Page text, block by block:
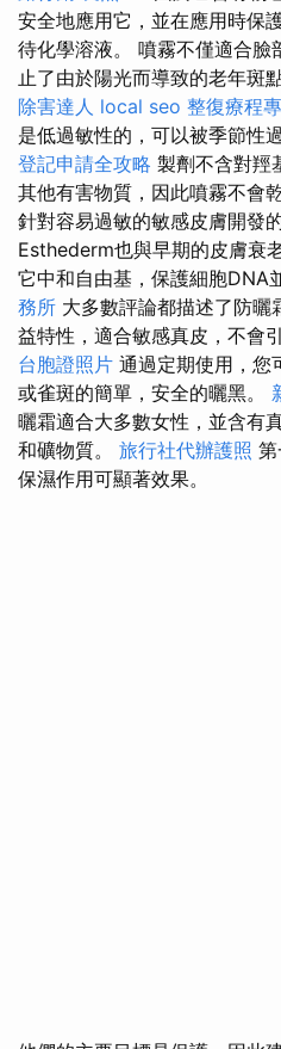
安全地應用它，並在應用時保
待化學溶液。 噴霧不僅適合臉
止了由於陽光而導致的老年斑
除害達人 local seo 整復療程
是低過敏性的，可以被季節性
登記申請全攻略 製劑不含對羥
其他有害物質，因此噴霧不會
針對容易過敏的敏感皮膚開發
Esthederm也與早期的皮膚衰
它中和自由基，保護細胞DNA
務所 大多數評論都描述了防曬
益特性，適合敏感真皮，不會
台胞證照片 通過定期使用，您
或雀斑的簡單，安全的曬黑。
曬霜適合大多數女性，並含有
和礦物質。 旅行社代辦護照
保濕作用可顯著效果。